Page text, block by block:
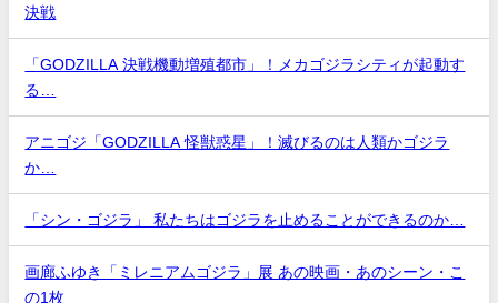
決戦
「GODZILLA 決戦機動増殖都市」！メカゴジラシティが起動す
る…
アニゴジ「GODZILLA 怪獣惑星」！滅びるのは人類かゴジラ
か…
「シン・ゴジラ」 私たちはゴジラを止めることができるのか…
画廊ふゆき「ミレニアムゴジラ」展 あの映画・あのシーン・こ
の1枚